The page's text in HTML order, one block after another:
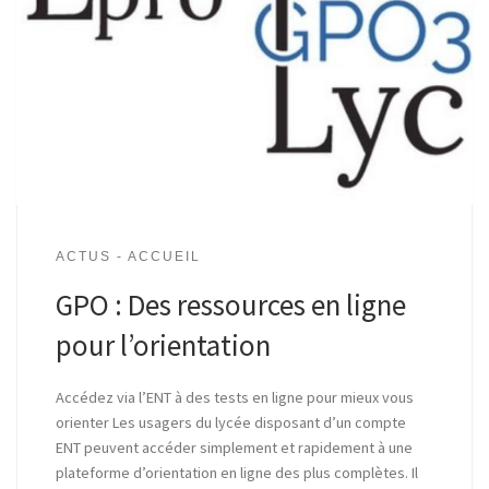
ACTUS - ACCUEIL
GPO : Des ressources en ligne
pour l’orientation
Accédez via l’ENT à des tests en ligne pour mieux vous
orienter Les usagers du lycée disposant d’un compte
ENT peuvent accéder simplement et rapidement à une
plateforme d’orientation en ligne des plus complètes. Il